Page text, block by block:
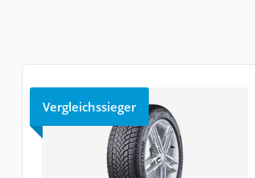
Vergleichssieger